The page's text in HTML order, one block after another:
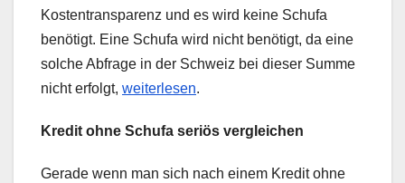
Kostentransparenz und es wird keine Schufa
benötigt. Eine Schufa wird nicht benötigt, da eine
solche Abfrage in der Schweiz bei dieser Summe
nicht erfolgt, weiterlesen.
Kredit ohne Schufa seriös vergleichen
Gerade wenn man sich nach einem Kredit ohne